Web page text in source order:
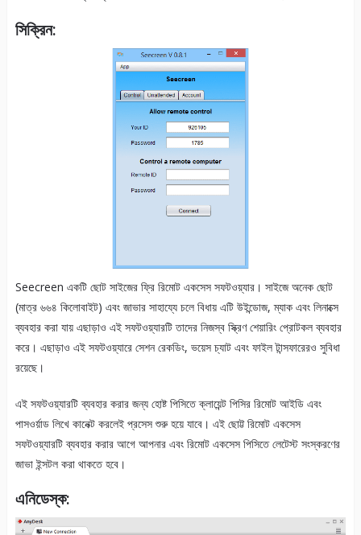
সিক্রিন:
Seecreen একটি ছোট সাইজের ফ্রি রিমোট একসেস সফটওয়্যার। সাইজে অনেক ছোট
(মাত্র ৬৬৪ কিলোবাইট) এবং জাভার সাহায্যে চলে বিধায় এটি উইন্ডোজ, ম্যাক এবং লিনাক্সে
ব্যবহার করা যায় এছাড়াও এই সফটওয়্যারটি তাদের নিজস্ব স্ক্রিণ শেয়ারিং প্রোটকল ব্যবহার
করে। এছাড়াও এই সফটওয়্যারে সেশন রেকডিং, ভয়েস চ্যাট এবং ফাইল টান্সফারেরও সুবিধা
রয়েছে।
এই সফটওয়্যারটি ব্যবহার করার জন্য হোষ্ট পিসিতে ক্লায়েন্ট পিসির রিমোট আইডি এবং
পাসওর্য়াড লিখে কানেক্ট করলেই প্রসেস শুরু হয়ে যাবে। এই ছোট্ট রিমোট একসেস
সফটওয়্যারটি ব্যবহার করার আগে আপনার এবং রিমোট একসেস পিসিতে লেটেস্ট সংস্করণের
জাভা ইন্সটল করা থাকতে হবে।
এনিডেস্ক: